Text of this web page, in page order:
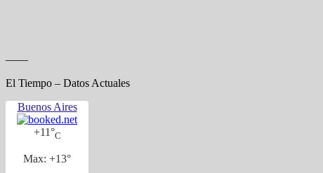
——
El Tiempo – Datos Actuales
Buenos Aires
+11°C
Max: +13°